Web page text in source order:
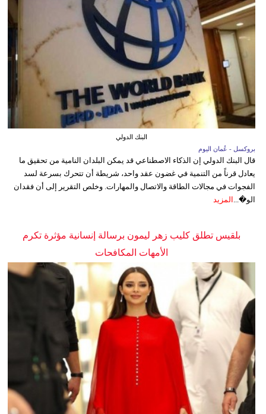
البنك الدولي
بروكسل - عُمان اليوم
قال البنك الدولي إن الذكاء الاصطناعي قد يمكن البلدان النامية من تحقيق ما
يعادل قرناً من التنمية في غضون عقد واحد، شريطة أن تتحرك بسرعة لسد
الفجوات في مجالات الطاقة والاتصال والمهارات. وخلص التقرير إلى أن فقدان
الو�...
المزيد
بلقيس تطلق كليب زهر ليمون برسالة إنسانية مؤثرة تكرم
الأمهات المكافحات